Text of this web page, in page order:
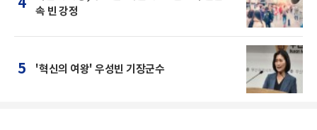
4
속 빈 강정
5 '혁신의 여왕' 우성빈 기장군수